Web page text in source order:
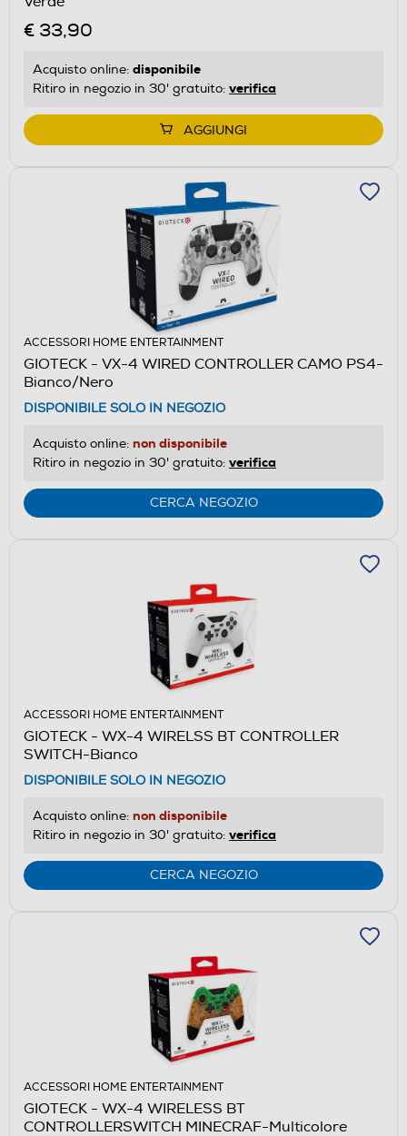
€ 33,90
Acquisto online: disponibile
Ritiro in negozio in 30' gratuito: verifica
AGGIUNGI
ACCESSORI HOME ENTERTAINMENT
GIOTECK - VX-4 WIRED CONTROLLER CAMO PS4-
Bianco/Nero
DISPONIBILE SOLO IN NEGOZIO
Acquisto online: non disponibile
Ritiro in negozio in 30' gratuito: verifica
CERCA NEGOZIO
ACCESSORI HOME ENTERTAINMENT
GIOTECK - WX-4 WIRELSS BT CONTROLLER
SWITCH-Bianco
DISPONIBILE SOLO IN NEGOZIO
Acquisto online: non disponibile
Ritiro in negozio in 30' gratuito: verifica
CERCA NEGOZIO
ACCESSORI HOME ENTERTAINMENT
GIOTECK - WX-4 WIRELESS BT
CONTROLLERSWITCH MINECRAF-Multicolore